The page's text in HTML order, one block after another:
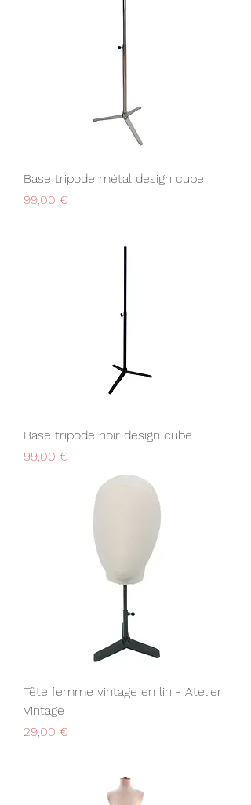
Base tripode métal design cube
Prix
99,00 €
Base tripode noir design cube
Prix
99,00 €
Tête femme vintage en lin - Atelier
Vintage
Prix
29,00 €